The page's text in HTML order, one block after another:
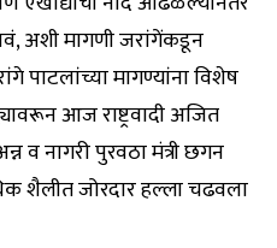
अशी मागणी जरांगेंकडून
पाटलांच्या मागण्यांना विशेष
आज राष्ट्रवादी अजित
व नागरी पुरवठा मंत्री छगन
शैलीत जोरदार हल्ला चढवला